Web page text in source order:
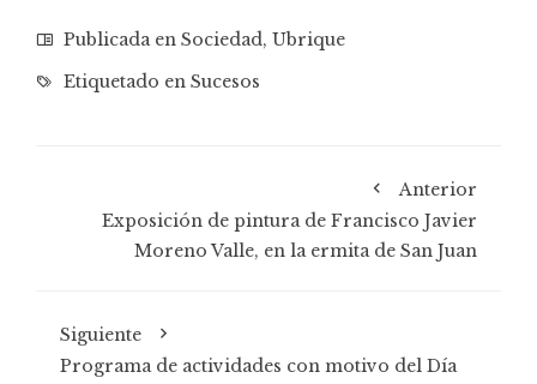
Publicada en Sociedad, Ubrique
Etiquetado en Sucesos
Anterior
Exposición de pintura de Francisco Javier
Moreno Valle, en la ermita de San Juan
Siguiente
Programa de actividades con motivo del Día